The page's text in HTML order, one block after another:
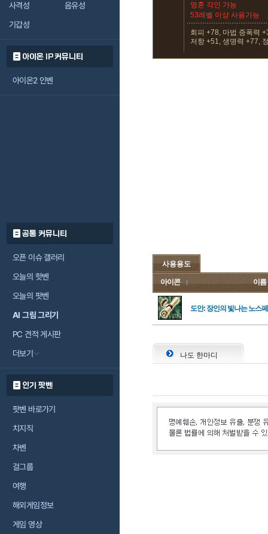
사격성
음유성
기갑성
아이온 IP 커뮤니티
아이온2 인벤
공통 커뮤니티
오픈 이슈 갤러리
오늘의 핫벤
오늘의 팟벤
AI 그림 그리기
PC 견적 게시판
더보기
인기 팟벤
팟벤 바로가기
치지직
차벤
걸그룹
여행
해외게임정보
게임 영상
영혼 각인 가능
53레벨 이상 사용가능
회피 +78, 마법 증폭력
저항 +51, 생명력 +77,
사용용도
아이콘 이름
도안: 장인의 빛나는 노스
나도 한마디